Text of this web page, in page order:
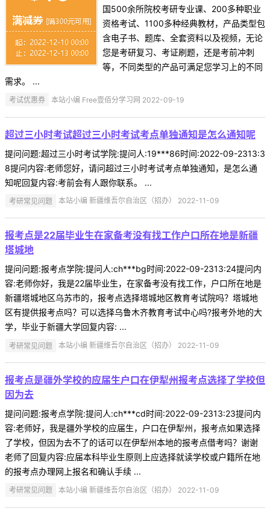
国500余所院校考研专业课、200多种职业
资格考试、1100多种经典教材，产品类型包
含电子书、题库、全套资料以及视频，无论
您是考研复习、考证刷题，还是考前冲刺
等，不同类型的产品可满足您学习上的不同
需求。 ...
考试优惠券 本站小编 Free壹佰分学习网 2022-09-19
超过三小时考试超过三小时考试考点单独通知是怎么通知呢
提问问题:超过三小时考试学院:提问人:19***86时间:2022-09-2313:3
8提问内容:老师您好，请问超过三小时考试考点单独通知，是怎么通
知呢回复内容:考前会有人跟你联系。 ...
考研常见问题 本站小编 新疆维吾尔自治区（招办） 2022-11-09
报考点是22届毕业生在家备考没有找工作户口所在地是新疆
塔城地
提问问题:报考点学院:提问人:ch***bg时间:2022-09-2313:24提问内
容:老师你好，我是22届毕业生，在家备考没有找工作，户口所在地是
新疆塔城地区乌苏市的，报考点选择塔城地区教育考试院吗？塔城地
区有提供报考点吗？可以选择乌鲁木齐教育考试中心吗?报考外地的大
学，毕业于新疆大学回复内容: ...
考研常见问题 本站小编 新疆维吾尔自治区（招办） 2022-11-09
报考点是疆外学校的应届生户口在伊犁州报考点选择了学校但
因为去
提问问题:报考点学院:提问人:ch***cd时间:2022-09-2313:23提问内
容:老师好，我是疆外学校的应届生，户口在伊犁州，报考点如果选择
了学校，但因为去不了的话可以在伊犁州本地的报考点借考吗？谢谢
老师了回复内容:应届本科毕业生原则上应选择就读学校或户籍所在地
的报考点办理网上报名和确认手续 ...
考研常见问题 本站小编 新疆维吾尔自治区（招办） 2022-11-09